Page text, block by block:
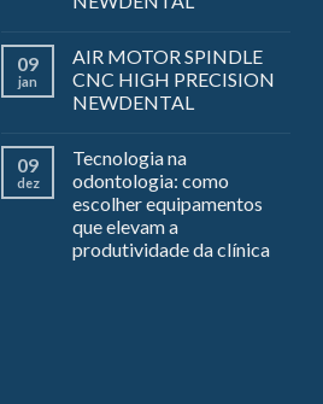
09
jan
AIR MOTOR SPINDLE
CNC HIGH PRECISION
NEWDENTAL
09
dez
Tecnologia na
odontologia: como
escolher equipamentos
que elevam a
produtividade da clínica